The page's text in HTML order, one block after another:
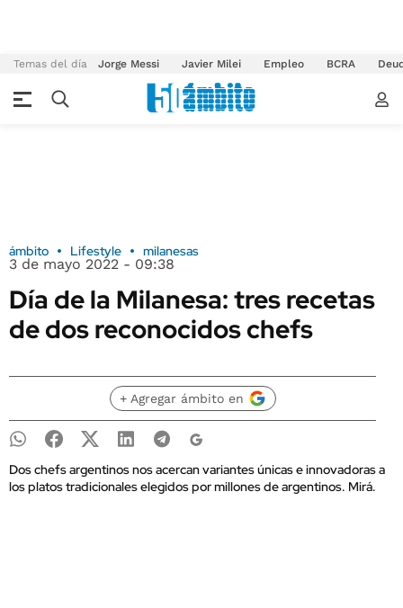
Temas del día Jorge Messi Javier Milei Empleo BCRA
ámbito Lifestyle milanesas
3 de mayo 2022 - 09:38
Día de la Milanesa: tres recetas
de dos reconocidos chefs
+ Agregar ámbito en
Dos chefs argentinos nos acercan variantes únicas e innovadoras a
los platos tradicionales elegidos por millones de argentinos. Mirá.